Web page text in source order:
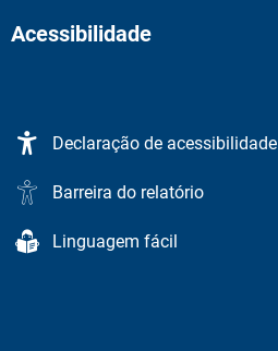
Acessibilidade
Declaração de acessibilidade
Barreira do relatório
Linguagem fácil